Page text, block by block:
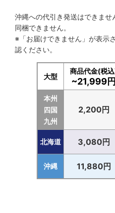
沖縄への代引き発送はできませ
同梱できません。
※「お届けできません」が表示
認ください。
大型
商品代金(税
~21,999円
本州
四国
九州
2,200円
北海道 3,080円
沖縄 11,880円